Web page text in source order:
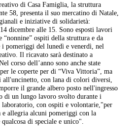
di Casa Famiglia, la struttura
58, presenta il suo mercatino di Natale,
e iniziative di solidarietà:
dicembre alle 15. Sono esposti lavori
ospiti della struttura e da
pomeriggi del lunedì e venerdì, nel
Il ricavato sarà destinato a
corso dell’anno sono anche state
le coperte per di “Viva Vittoria”, ma
all'uncinetto, con lana di colori diversi,
il grande albero posto nell'ingresso
di un lungo lavoro svolto durante i
laboratorio, con ospiti e volontarie,"per
e allegria alcuni pomeriggi con la
di speciale e unico".